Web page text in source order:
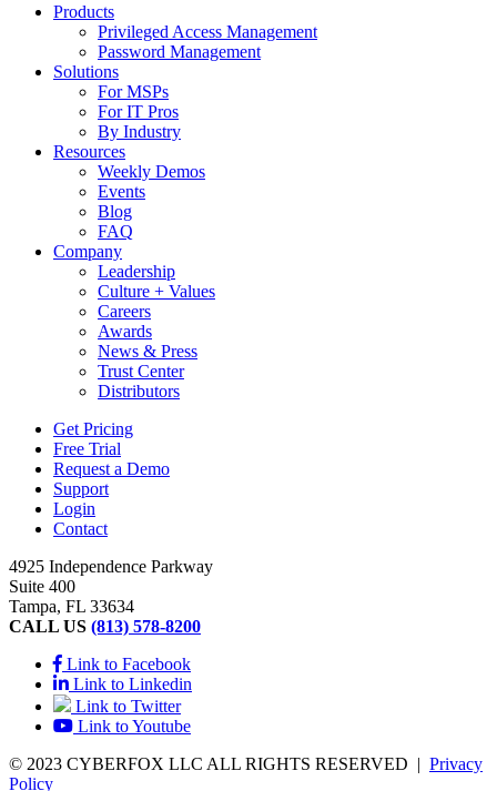
Products
Privileged Access Management
Password Management
Solutions
For MSPs
For IT Pros
By Industry
Resources
Weekly Demos
Events
Blog
FAQ
Company
Leadership
Culture + Values
Careers
Awards
News & Press
Trust Center
Distributors
Get Pricing
Free Trial
Request a Demo
Support
Login
Contact
4925 Independence Parkway
Suite 400
Tampa, FL 33634
CALL US (813) 578-8200
Link to Facebook
Link to Linkedin
Link to Twitter
Link to Youtube
© 2023 CYBERFOX LLC ALL RIGHTS RESERVED | Privacy
Policy